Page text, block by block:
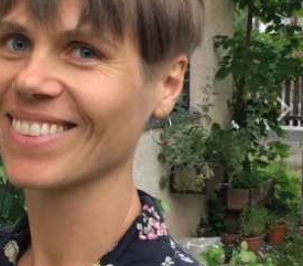
Lucia, Apr 21
gut,gerne auch länger das
die Klangschale
Rainer
Rainer, Dec 19
Yoga-Stunden! Das Yoga